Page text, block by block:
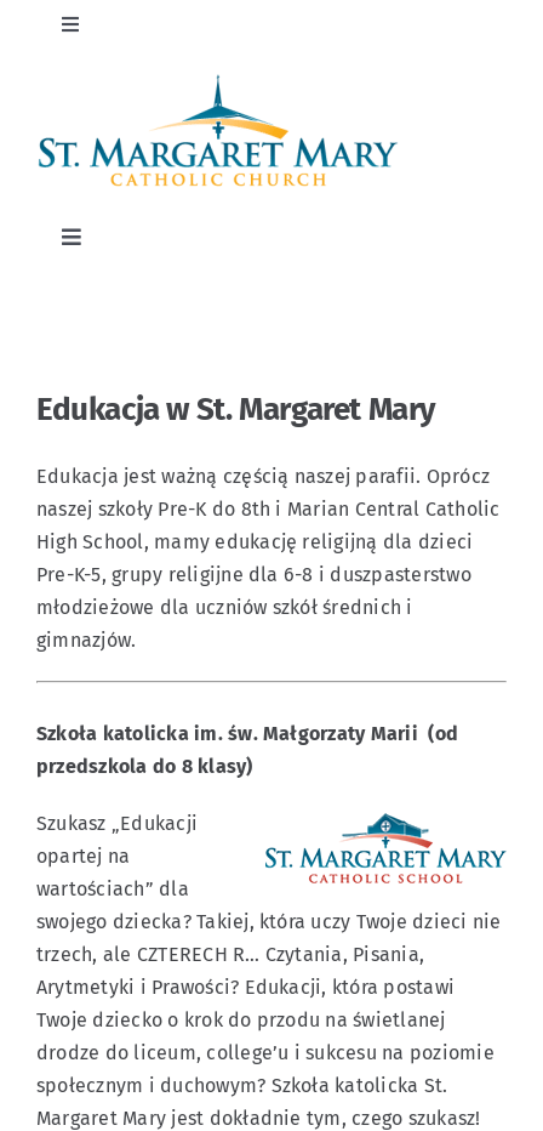
Przejdź
Przełącz
Transmisja na żywo
Darowizny
Podnieś w prawo
Przełącz
Tworzenie wiary
Edukacja
Wydarzenia
Kontakt
Edukacja w St. Margaret Mary
Edukacja jest ważną częścią naszej parafii. Oprócz
naszej szkoły Pre-K do 8th i Marian Central Catholic
High School, mamy edukację religijną dla dzieci
Pre-K-5, grupy religijne dla 6-8 i duszpasterstwo
młodzieżowe dla uczniów szkół średnich i
gimnazjów.
Szkoła katolicka im. św. Małgorzaty Marii(od
przedszkola do 8 klasy)
Szukasz „Edukacji
opartej na
wartościach” dla
swojego dziecka? Takiej, która uczy Twoje dzieci nie
trzech, ale CZTERECH R… Czytania, Pisania,
Arytmetyki i Prawości? Edukacji, która postawi
Twoje dziecko o krok do przodu na świetlanej
drodze do liceum, college’u i sukcesu na poziomie
społecznym i duchowym? Szkoła katolicka St.
Margaret Mary jest dokładnie tym, czego szukasz!